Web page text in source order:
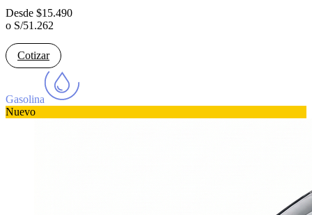
Desde $15.490
o S/51.262
Cotizar
Gasolina
Nuevo